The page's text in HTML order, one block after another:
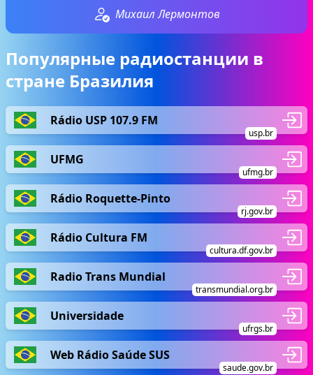
Михаил Лермонтов
Популярные радиостанции в
стране Бразилия
Rádio USP 107.9 FM
usp.br
UFMG
ufmg.br
Rádio Roquette-Pinto
rj.gov.br
Rádio Cultura FM
cultura.df.gov.br
Radio Trans Mundial
transmundial.org.br
Universidade
ufrgs.br
Web Rádio Saúde SUS
saude.gov.br